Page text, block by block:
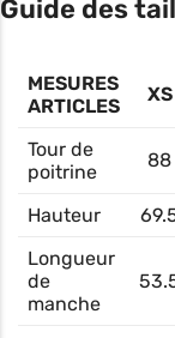
Guide des
MESURES
ARTICLES
XS
Tour de
poitrine
88
Hauteur
Longueur
de
manche